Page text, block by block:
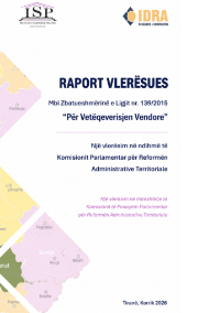
Ndonëse
përbëjnë cenim të
dhe barazisë së
brenda saj që
e abuzimit me
në këtë aspekt e
ndërkohë që
njerëzore dhe
për të kontrolluar